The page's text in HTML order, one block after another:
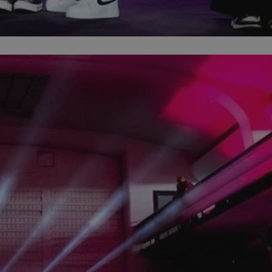
sesji.
internetowej,
przechowywania
do usług
użytkownik
lub reklamy.
o zgodzie
dotyczących
z witryny.
prywatności
przestrzeganie